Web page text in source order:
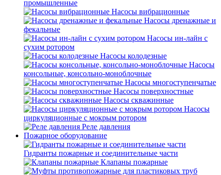
промышленные
Насосы вибрационные
Насосы дренажные и
фекальные
Насосы ин-лайн с
сухим ротором
Насосы колодезные
Насосы
консольные, консольно-моноблочные
Насосы многоступенчатые
Насосы поверхностные
Насосы скважинные
Насосы
циркуляционные с мокрым ротором
Реле давления
Пожарное оборудование
Гидранты пожарные и соединительные части
Клапаны пожарные